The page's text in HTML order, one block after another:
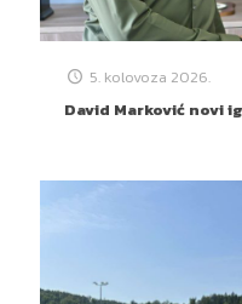
5. kolovoza 2026.
David Marković novi